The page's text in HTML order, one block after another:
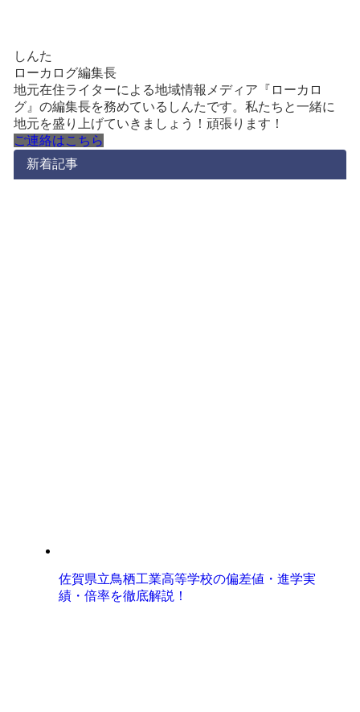
しんた
ローカログ編集長
地元在住ライターによる地域情報メディア『ローカロ
グ』の編集長を務めているしんたです。私たちと一緒に
地元を盛り上げていきましょう！頑張ります！
ご連絡はこちら
新着記事
佐賀県立鳥栖工業高等学校の偏差値・進学実
績・倍率を徹底解説！